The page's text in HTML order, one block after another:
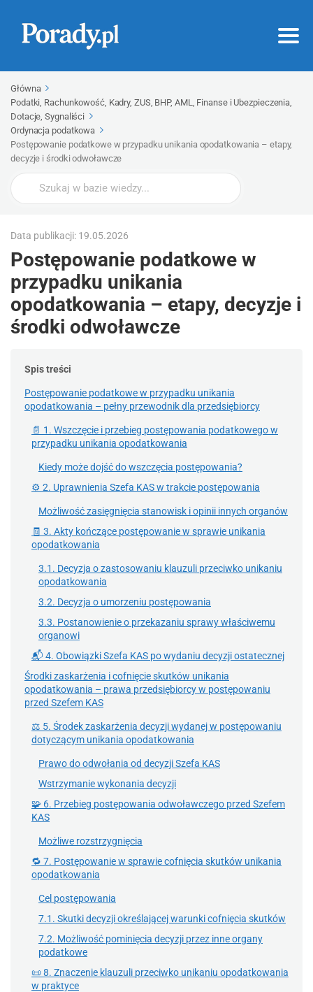
Główna
Podatki, Rachunkowość, Kadry, ZUS, BHP, AML, Finanse i Ubezpieczenia,
Dotacje, Sygnaliści
Ordynacja podatkowa
Postępowanie podatkowe w przypadku unikania opodatkowania – etapy,
decyzje i środki odwoławcze
Wyszukaj
Data publikacji: 19.05.2026
Postępowanie podatkowe w
przypadku unikania
opodatkowania – etapy, decyzje i
środki odwoławcze
Spis treści
Postępowanie podatkowe w przypadku unikania
opodatkowania – pełny przewodnik dla przedsiębiorcy
📄 1. Wszczęcie i przebieg postępowania podatkowego w
przypadku unikania opodatkowania
Kiedy może dojść do wszczęcia postępowania?
⚙️ 2. Uprawnienia Szefa KAS w trakcie postępowania
Możliwość zasięgnięcia stanowisk i opinii innych organów
🧾 3. Akty kończące postępowanie w sprawie unikania
opodatkowania
3.1. Decyzja o zastosowaniu klauzuli przeciwko unikaniu
opodatkowania
3.2. Decyzja o umorzeniu postępowania
3.3. Postanowienie o przekazaniu sprawy właściwemu
organowi
📬 4. Obowiązki Szefa KAS po wydaniu decyzji ostatecznej
Środki zaskarżenia i cofnięcie skutków unikania
opodatkowania – prawa przedsiębiorcy w postępowaniu
przed Szefem KAS
⚖️ 5. Środek zaskarżenia decyzji wydanej w postępowaniu
dotyczącym unikania opodatkowania
Prawo do odwołania od decyzji Szefa KAS
Wstrzymanie wykonania decyzji
🧩 6. Przebieg postępowania odwoławczego przed Szefem
KAS
Możliwe rozstrzygnięcia
🔁 7. Postępowanie w sprawie cofnięcia skutków unikania
opodatkowania
Cel postępowania
7.1. Skutki decyzji określającej warunki cofnięcia skutków
7.2. Możliwość pominięcia decyzji przez inne organy
podatkowe
📜 8. Znaczenie klauzuli przeciwko unikaniu opodatkowania
w praktyce